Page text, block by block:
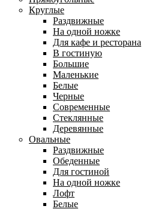
Круглые
Раздвижные
На одной ножке
Для кафе и ресторана
В гостиную
Большие
Маленькие
Белые
Черные
Современные
Стеклянные
Деревянные
Овальные
Раздвижные
Обеденные
Для гостиной
На одной ножке
Лофт
Белые